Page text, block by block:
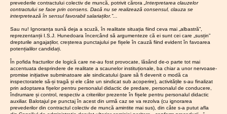
al I.S.J.
la
I.S.J.
pentru a se încadra în sumele
aprobate în buget cu această
învățământ preuniversitar,
cuantumul sporurilor este stabilit
prin lege sau prin acte
emise în baza legii. În condițiile în
care, în sistemul de învățământ,
drepturile salariale nu sunt supuse
negocierii și aprecierii ordonatorului
de credite, este incorectă instituirea
obligației din teza finală a alin. (7).
întâlnirea de astăzi
ar fi complet
inutilă,
servind
strict intereselor
de imagine
guvernanților.
Atragem atenția că
actualul proiect de
legeîncalcă
flagranttocmai
actele normative
adoptate de
PARTICI
PĂM LA
RI
25.02.2026
Convoca
tor
Conferin
ța de
alegeri a
CAR
(IFN)
SIP
Hunedoa
ra
10.02.2026
Inițiativă
așa-
numit
ministru
educație
i
să
dicteze
la
catedră:
Abuzuril
e unor
directori
și
S.I.P.
Județul
25.05.2026
Comisia
paritară
de la
I.S.J.
Hunedoa
ra
19.05.2026
Ședința
C.A. al
I.S.J.
Hunedoa
ra
prevederile contractului colectiv de muncă, potrivit cărora
„Interpretarea clauzelor
contractului se face prin consens. Dacă nu se realizează consensul, clauza se
interpretează în sensul favorabil salariaților.”...
Sau nu! Ignoranța sună deja a scuză, în realitate situația fiind ceva mai „albastră”,
reprezentanții I.S.J. Hunedoara încercând să argumenteze că ei sunt cei care „susțin”
drepturile angajaților, creșterea punctajului pe fișele în cauză fiind evident în favoarea
potențialilor candidați.
În pofida fracturilor de logică care ne-au fost provocate, lăsând de-o parte tot mai
accentuata desprindere de realitate a scaunelor instituționale, ba chiar a unor nervoase-
promise inițiative subminatoare ale sindicatului (pare să fi devenit o modă ca
inspectoratele să-și tragă și ele câte un sindicat sub acoperire), activitățile s-au finalizat
prin adoptarea fișelor pentru personalul didactic de predare, personalul de conducere,
îndrumare și control, respectiv a criteriilor prezente în fișele pentru personalul didactic
auxiliar. Balotajul pe punctaj în acest din urmă caz se va rezolva (cu ignorarea
prevederilor din contractul colectiv de muncă amintite mai sus), din câte s-a putut afla